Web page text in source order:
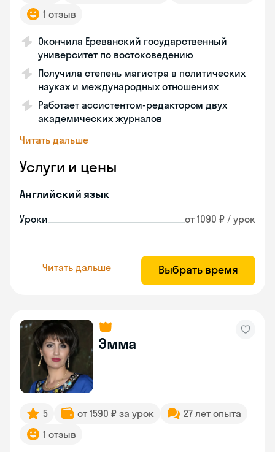
1 отзыв
Окончила Ереванский государственный
университет по востоковедению
Получила степень магистра в политических
науках и международных отношениях
Работает ассистентом-редактором двух
академических журналов
Читать дальше
Услуги и цены
Английский язык
Уроки от 1090 ₽ / урок
Читать дальше Выбрать время
Эмма
5 от 1590 ₽ за урок
27 лет опыта
1 отзыв